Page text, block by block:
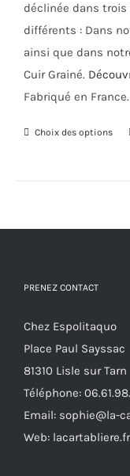
déclinée dans
différents : Dans
ainsi que dans
Cuir Grainé.
Fabriqué en France.
Choix des options
PRENEZ CONTACT
Chez Espolitaquo
Place Paul Sayssac
81310 Lisle sur Tarn
Téléphone:
Email: sophie@la-
Web: lacartabliere.fr